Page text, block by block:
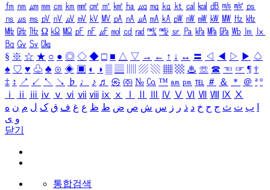
㎙ ㎚ ㎛ ㎜ ㎝ ㎞ ㎟ ㎠ ㎡ ㎢ ㏊ ㎍ ㎎ ㎏ ㏏ ㎈ ㎉ ㏈ ㎧ ㎨ ㎰
㎱ ㎲ ㎳ ㎴ ㎵ ㎶ ㎷ ㎸ ㎹ ㎀ ㎁ ㎂ ㎃ ㎄ ㎺ ㎻ ㎽ ㎾ ㎿ ㎐ ㎑
㎒ ㎓ ㎔ Ω ㏀ ㏁ ㎊ ㎋ ㎌ ㏖ ㏅ ㎭ ㎮ ㎯ ㏛ ㎩ ㎪ ㎫ ㎬ ㏝ ㏐
㏓
㏃ ㏉ ㏜ ㏆
§ ※ ☆ ★ ○ ● ◎ ◇ ◆ □ ■ △ ▽ → ← ↑ ↓ ↔ 〓 ◁ ◀ ▷ ▶ ♤
♠ ♡ ♥ ♧ ♣ ⊙ ◈ ▣ ◐ ◑ ▒ ▤ ▨ ▧ ▦ ▩ ♨ ☏ ☎ ☜ ☞ ¶ †
‡ ↕ ↗ ↙ ↖ ↘ ♭ ♩ ♪ ♬ ㉿ ㈜ № ㏇ ™ ㏂ ㏘ ℡ ＃ ＆ ＊ ＠ ª º
ⅰ
ⅱ ⅲ ⅳ ⅴ ⅵ ⅶ ⅷ ⅸ ⅹ Ⅳ Ⅴ Ⅵ Ⅶ Ⅷ Ⅸ Ⅹ
ب ت ث ج ح خ د ذ ر ز س ش ص ض ط ظ ع غ ف ق ک ل م ن ه
و ی
닫기
통합검색